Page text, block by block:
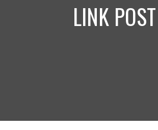
LINK POST